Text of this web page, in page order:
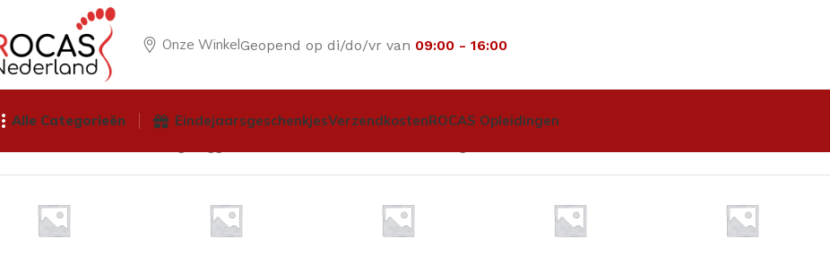
Onze WinkelGeopend op di/do/vr van 09:00 - 16:00
Alle Categorieën EindejaarsgeschenkjesVerzendkostenROCAS Opleidingen